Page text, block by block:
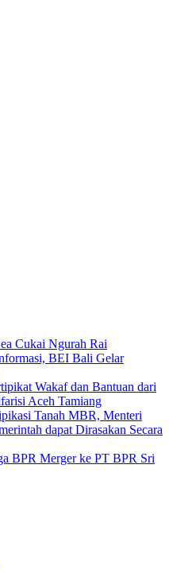
Cukai Ngurah Rai
BEI Bali Gelar
Wakaf dan Bantuan dari
Aceh Tamiang
Tanah MBR, Menteri
dapat Dirasakan Secara
BPR Merger ke PT BPR Sri